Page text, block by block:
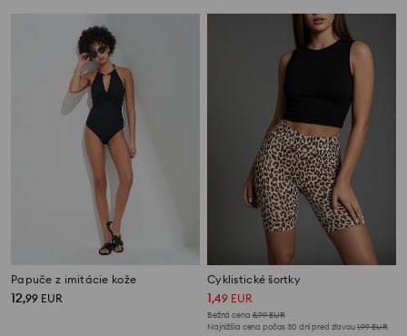
Papuče z imitácie kože
12,99 EUR
Cyklistické šortky
1,49 EUR
Bežná cena 5,99EUR
Najnižšia cena počas 30 dní pred zľavou1,99EUR